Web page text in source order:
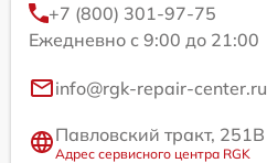
+7 (800) 301-97-75
Ежедневно с 9:00 до 21:00
info@rgk-repair-center.ru
Павловский тракт, 251В
Адрес сервисного центра RGK